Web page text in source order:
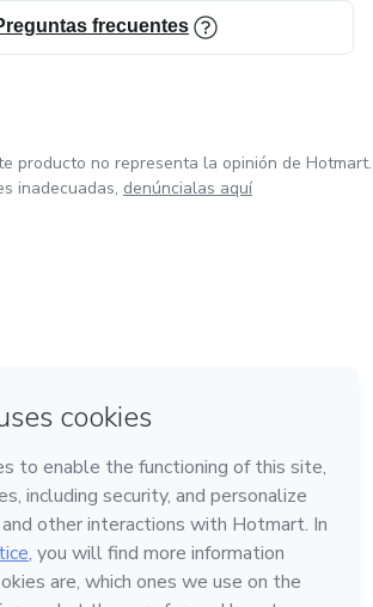
frecuentes
producto no representa la opinión de Hotmart.
inadecuadas, denúncialas aquí
Horizonte